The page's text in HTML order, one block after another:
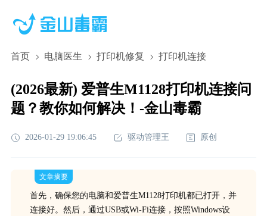
首页 电脑医生 打印机修复 打印机连接
(2026最新) 爱普生M1128打印机连接问
题？教你如何解决！-金山毒霸
2026-01-29 19:06:45 驱动管理王 原创
文章摘要
首先，确保您的电脑和爱普生M1128打印机都已打开，并
连接好。然后，通过USB或Wi-Fi连接，按照Windows设